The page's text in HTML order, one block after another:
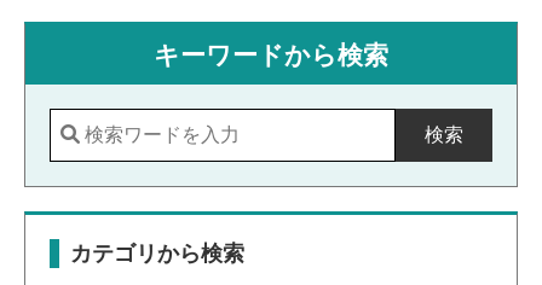
キーワードから検索
検索
カテゴリから検索